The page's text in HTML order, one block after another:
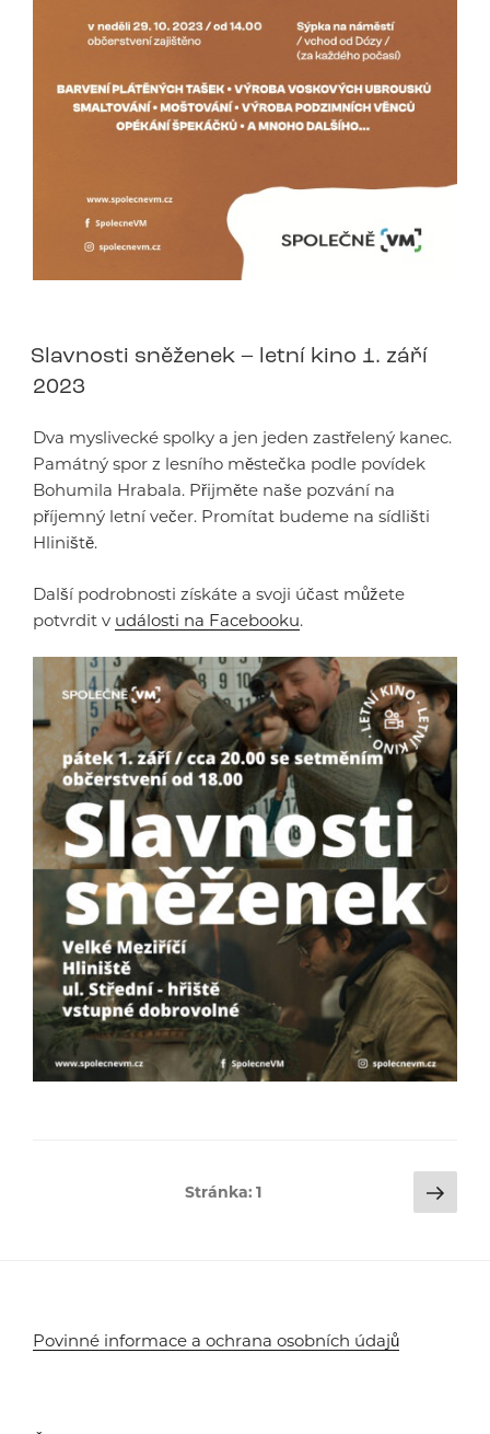
Slavnosti sněženek – letní kino 1. září
2023
Dva myslivecké spolky a jen jeden zastřelený kanec.
Památný spor z lesního městečka podle povídek
Bohumila Hrabala. Přijměte naše pozvání na
příjemný letní večer. Promítat budeme na sídlišti
Hliniště.
Další podrobnosti získáte a svoji účast můžete
potvrdit v události na Facebooku.
Stránka:1
Povinné informace a ochrana osobních údajů